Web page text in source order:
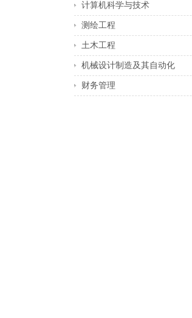
计算机科学与技术
测绘工程
土木工程
机械设计制造及其自动化
财务管理